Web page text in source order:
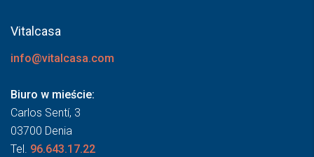
Vitalcasa
info@vitalcasa.com
Biuro w mieście:
Carlos Sentí, 3
03700 Denia
Tel. 96.643.17.22